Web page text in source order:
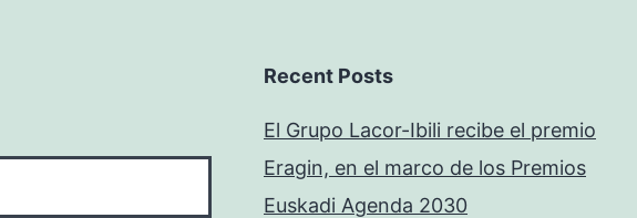
Recent Posts
El Grupo Lacor-Ibili recibe el premio
Eragin, en el marco de los Premios
Euskadi Agenda 2030